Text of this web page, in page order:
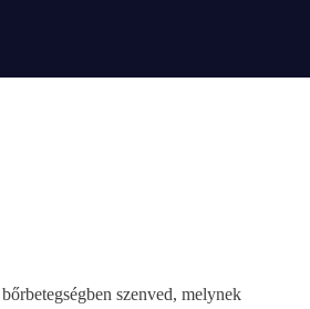
szenved, melynek